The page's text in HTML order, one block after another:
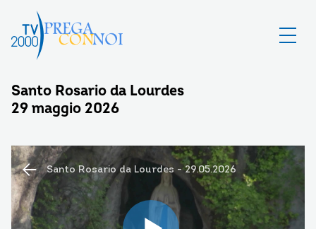
Santo Rosario da Lourdes
29 maggio 2026